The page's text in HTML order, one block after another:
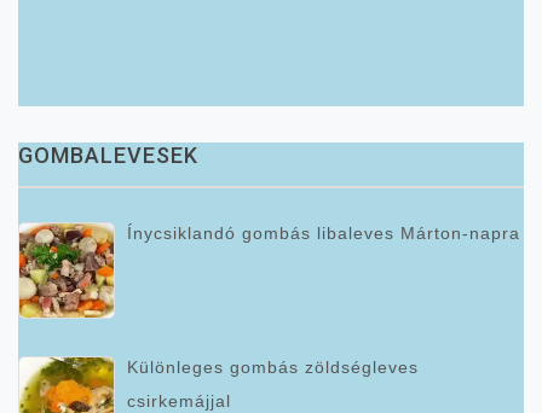
GOMBALEVESEK
Ínycsiklandó gombás libaleves Márton-napra
Különleges gombás zöldségleves
csirkemájjal